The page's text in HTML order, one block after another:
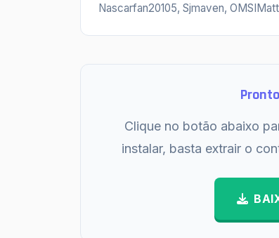
Nascarfan20105, Sjmaven,
Clique no botão abaixo
instalar, basta extrair o